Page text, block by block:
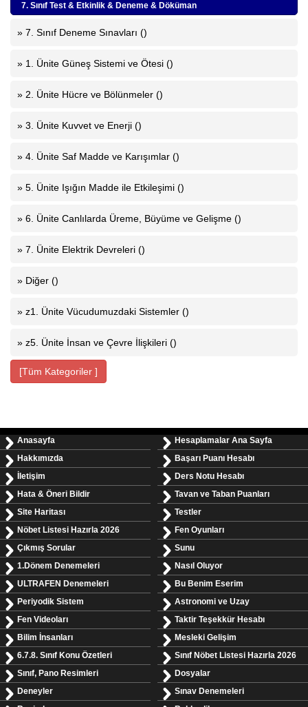
7. Sınıf Test & Etkinlik & Deneme & Döküman
» 7. Sınıf Deneme Sınavları ()
» 1. Ünite Güneş Sistemi ve Ötesi ()
» 2. Ünite Hücre ve Bölünmeler ()
» 3. Ünite Kuvvet ve Enerji ()
» 4. Ünite Saf Madde ve Karışımlar ()
» 5. Ünite Işığın Madde ile Etkileşimi ()
» 6. Ünite Canlılarda Üreme, Büyüme ve Gelişme ()
» 7. Ünite Elektrik Devreleri ()
» Diğer ()
» z1. Ünite Vücudumuzdaki Sistemler ()
» z5. Ünite İnsan ve Çevre İlişkileri ()
[Tüm Kategoriler ]
Anasayfa
Hakkımızda
İletişim
Hata & Öneri Bildir
Site Haritası
Nöbet Listesi Hazırla 2026
Çıkmış Sorular
1.Dönem Denemeleri
ULTRAFEN Denemeleri
Periyodik Sistem
Fen Videoları
Bilim İnsanları
6.7.8. Sınıf Konu Özetleri
Sınıf, Pano Resimleri
Deneyler
Hesaplamalar Ana Sayfa
Başarı Puanı Hesabı
Ders Notu Hesabı
Tavan ve Taban Puanları
Testler
Fen Oyunları
Sunu
Nasıl Oluyor
Bu Benim Eserim
Astronomi ve Uzay
Taktir Teşekkür Hesabı
Mesleki Gelişim
Sınıf Nöbet Listesi Hazırla 2026
Dosyalar
Sınav Denemeleri